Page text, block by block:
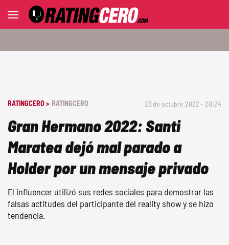
RATINGCERO > RATINGCERO 23 de octubre 2022 - 20:24
Gran Hermano 2022: Santi
Maratea dejó mal parado a
Holder por un mensaje privado
El influencer utilizó sus redes sociales para demostrar las
falsas actitudes del participante del reality show y se hizo
tendencia.